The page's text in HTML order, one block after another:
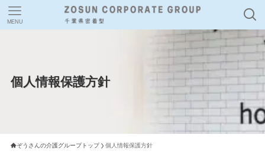
MENU
個人情報保護方針
ぞうさんの介護グループトップ 個人情報保護方針